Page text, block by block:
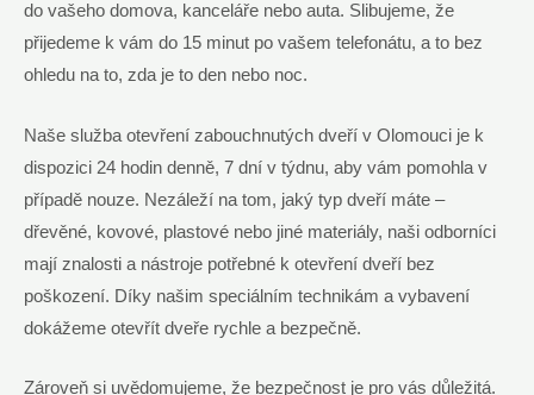
do vašeho domova, kanceláře nebo auta. Slibujeme, že
přijedeme k vám do 15 minut po vašem telefonátu, a to bez
ohledu na to, zda je to den nebo noc.
Naše služba otevření zabouchnutých dveří v Olomouci je k
dispozici 24 hodin denně, 7 dní v týdnu, aby vám pomohla v
případě nouze. Nezáleží na tom, jaký typ dveří máte –
dřevěné, kovové, plastové nebo jiné materiály, naši odborníci
mají znalosti a nástroje potřebné k otevření dveří bez
poškození. Díky našim speciálním technikám a vybavení
dokážeme otevřít dveře rychle a bezpečně.
Zároveň si uvědomujeme, že bezpečnost je pro vás důležitá.